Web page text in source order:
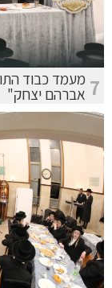
7 מעמד כבוד
אברהם יצחק"